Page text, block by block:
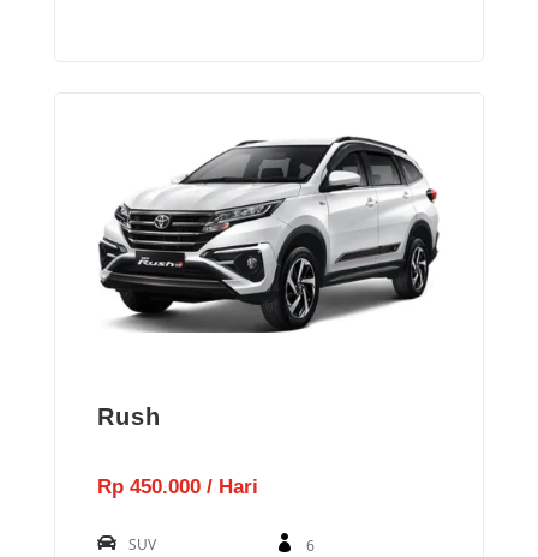
Rush
Rp 450.000 / Hari
SUV 6